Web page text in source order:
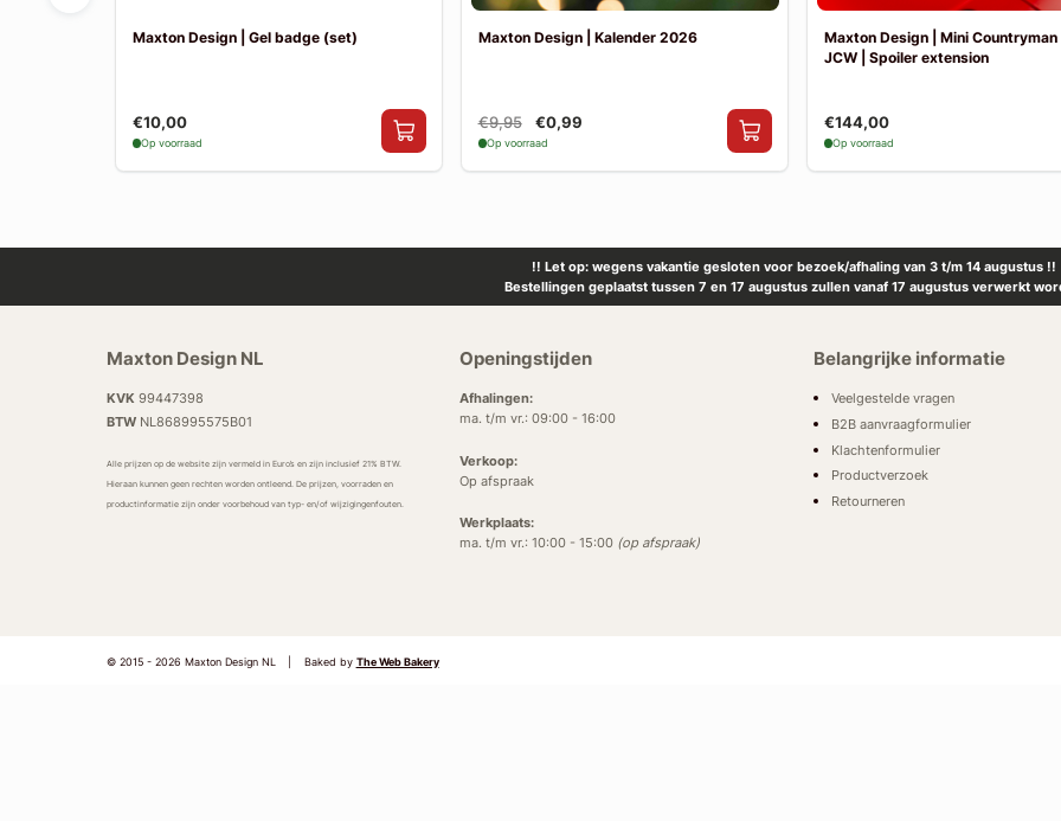
Maxton Design | Gel badge (set)
€10,00
Op voorraad
Maxton Design | Kalender 2026
€9,95 €0,99
Op voorraad
Maxton Design | Mini Countryman
JCW | Spoiler extension
€144,00
Op voorraad
!! Let op: wegens vakantie gesloten voor bezoek/afhaling van 3 t/m 14 augustus !!
Bestellingen geplaatst tussen 7 en 17 augustus zullen vanaf 17 augustus verwerkt
Maxton Design NL
KVK 99447398
BTWNL868995575B01
Alle prijzen op de website zijn vermeld in Euro’s en zijn inclusief 21% BTW.
Hieraan kunnen geen rechten worden ontleend. De prijzen, voorraden en
productinformatie zijn onder voorbehoud van typ- en/of wijzigingenfouten.
Openingstijden
Afhalingen:
ma. t/m vr.: 09:00 - 16:00
Verkoop:
Op afspraak
Werkplaats:
ma. t/m vr.: 10:00 - 15:00 (op afspraak)
Belangrijke informatie
Veelgestelde vragen
B2B aanvraagformulier
Klachtenformulier
Productverzoek
Retourneren
© 2015 - 2026 Maxton Design NL Baked by The Web Bakery